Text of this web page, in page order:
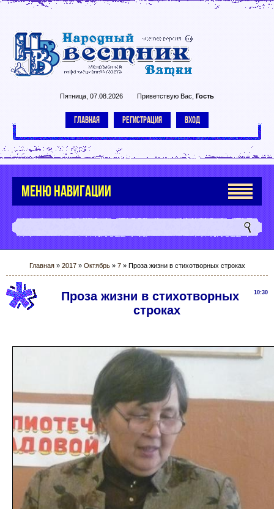
Пятница, 07.08.2026 Приветствую Вас Гость
ГЛАВНАЯ РЕГИСТРАЦИЯ ВХОД
МЕНЮ НАВИГАЦИИ
Главная» 2017 » Октябрь » 7» Проза жизни в стихотворных строках
10:30
Проза жизни в стихотворных
строках